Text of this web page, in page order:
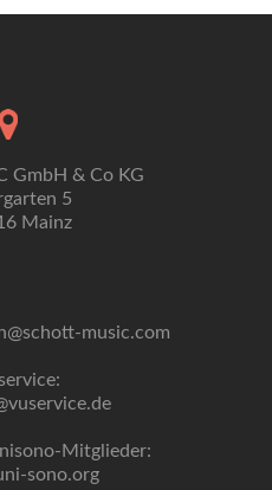
GmbH & Co KG
5
Mainz
music.com
Mitglieder:
sono.org